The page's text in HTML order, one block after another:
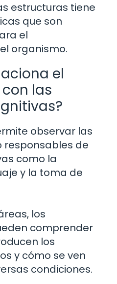
estructuras tiene
que son
el
organismo.
el
las
observar las
responsables de
como la
y la toma de
los
comprender
los
y cómo se ven
condiciones.